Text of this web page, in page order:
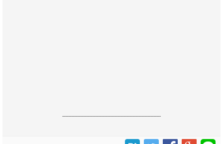
------------------------------------------------------------------